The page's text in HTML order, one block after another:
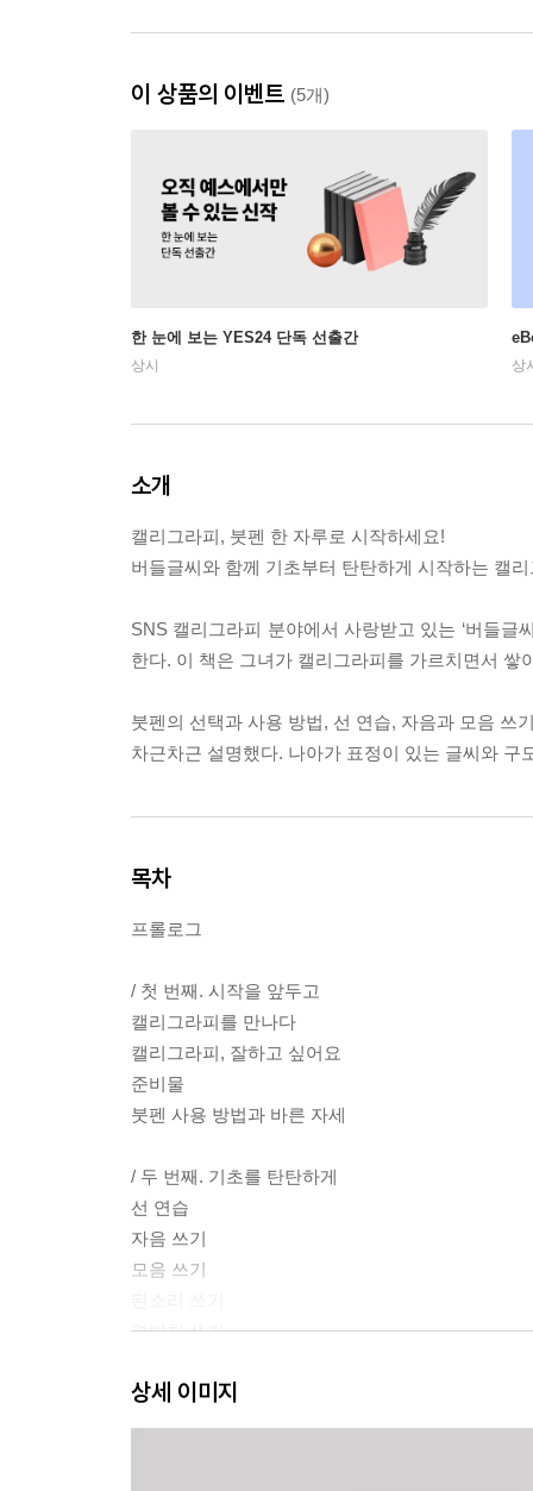
이 상품의 이벤트 (5개)
한 눈에 보는 YES24 단독 선출간
상시 상
소개
캘리그라피, 붓펜 한 자루로 시작하세요!
버들글씨와 함께 기초부터 탄탄하게 시작하는 캘
SNS 캘리그라피 분야에서 사랑받고 있는 ‘버들
한다. 이 책은 그녀가 캘리그라피를 가르치면서
붓펜의 선택과 사용 방법, 선 연습, 자음과 모음 쓰
차근차근 설명했다. 나아가 표정이 있는 글씨와
목차
프롤로그
/ 첫 번째. 시작을 앞두고
캘리그라피를 만나다
캘리그라피, 잘하고 싶어요
준비물
붓펜 사용 방법과 바른 자세
/ 두 번째. 기초를 탄탄하게
선 연습
자음 쓰기
모음 쓰기
겹받침 쓰기
/ 세 번째. 좋아 보이는 글씨 쓰기
방법 1. 자간을 줄이고, 조사는 작게, 띄어쓰기는 최
상세 이미지